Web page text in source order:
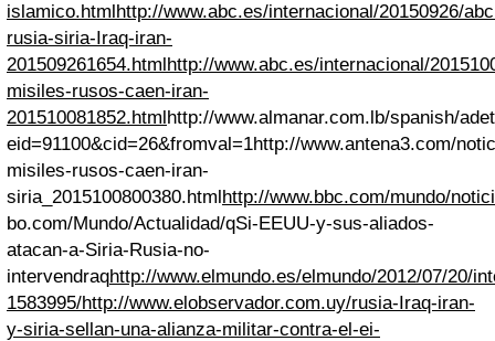
islamico.htmlhttp://www.abc.es/internacional/20150926/
rusia-siria-Iraq-iran-
201509261654.htmlhttp://www.abc.es/internacional/
misiles-rusos-caen-iran-
201510081852.htmlhttp://www.almanar.com.lb/spanish/
eid=91100&cid=26&fromval=1http://www.antena3.com/
misiles-rusos-caen-iran-
siria_2015100800380.htmlhttp://www.bbc.com/mundo/
bo.com/Mundo/Actualidad/qSi-EEUU-y-sus-aliados-
atacan-a-Siria-Rusia-no-
intervendraqhttp://www.elmundo.es/elmundo/2012/07/20/
1583995/http://www.elobservador.com.uy/rusia-Iraq-iran-
y-siria-sellan-una-alianza-militar-contra-el-ei-